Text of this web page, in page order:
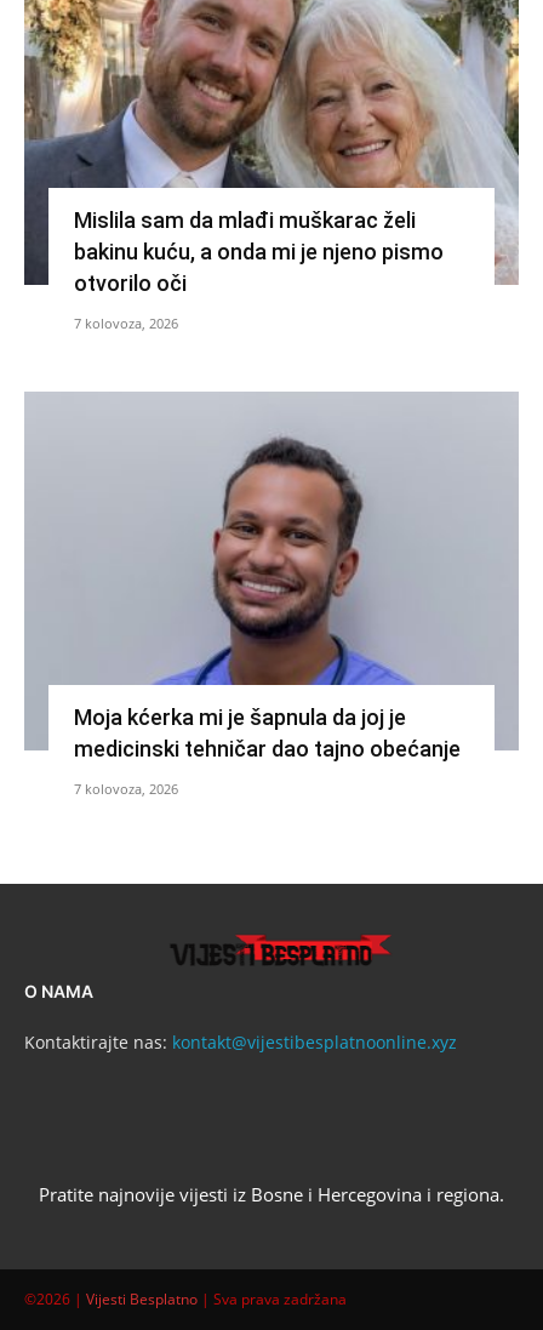
Mislila sam da mlađi muškarac želi
bakinu kuću, a onda mi je njeno pismo
otvorilo oči
7 kolovoza, 2026
Moja kćerka mi je šapnula da joj je
medicinski tehničar dao tajno obećanje
7 kolovoza, 2026
O NAMA
Kontaktirajte nas: kontakt@vijestibesplatnoonline.xyz
Pratite najnovije vijesti iz Bosne i Hercegovina i regiona.
©2026 | Vijesti Besplatno | Sva prava zadržana